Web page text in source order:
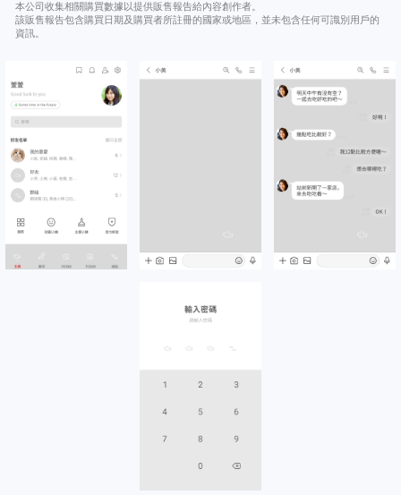
本公司收集相關購買數據以提供販售報告給內容創作者。
該販售報告包含購買日期及購買者所註冊的國家或地區，並未包含任何可識別用戶的
資訊。